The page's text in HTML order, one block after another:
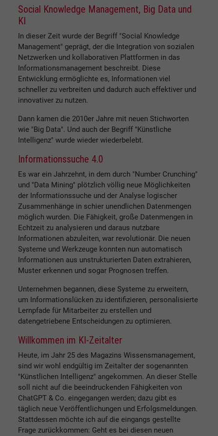
Social Knowledge Management, Big Data und
KI
In dieser Zeit wurde der Begriff "Social Knowledge
Management" geprägt, der die Integration von sozialen
Netzwerken und kollaborativen Plattformen in das
Informationsmanagement beschreibt. Diese
Entwicklung ermöglichte es, Informationen viel
schneller zu verbreiten und dadurch auch effektiver und
innovativer zu nutzen.
Dann kamen die 2010er Jahre mit neuen Stichworten
wie "Big Data". Und auch der Begriff "Künstliche
Intelligenz" wurde wieder wiederbelebt.
Informationssuche 4.0
Es war ein Jahrzehnt, in dem durch "Number Crunching"
und "Data Mining" plötzlich völlig neue Möglichkeiten
der Informationssuche und der Analyse logischer
Zusammenhänge in schier unendlichen Datenmengen
möglich wurden. Die Fähigkeit, große Datenmengen in
Echtzeit zu analysieren und daraus nutzbare
Informationen abzuleiten, war revolutionär. Die neuen
Systeme und Werkzeuge konnten nun automatisch
Informationen aus unstrukturierten Daten extrahieren,
Muster erkennen und sogar Prognosen treffen.
Unternehmen begannen, diese Systeme zu erweitern,
um Informationslücken zu identifizieren, personalisierte
Lernpfade für Mitarbeiter zu erstellen und
datengetriebene Entscheidungen zu optimieren.
Willkommen im KI-Zeitalter
Heute, im Jahr 25 des Magazins Wissensmanagement,
sind wir wohl endgültig im Zeitalter der sogenannten
"Künstlichen Intelligenz" angekommen. An dieser Stelle
soll nicht auf die beeindruckenden Fähigkeiten von
ChatGPT & Co. eingegangen werden; dazu gibt es
täglich neue Veröffentlichungen und Erfolgsmeldungen.
Stattdessen möchte ich auf die eingangs gestellte
Frage zurückkommen: Geht es bei diesen neuen